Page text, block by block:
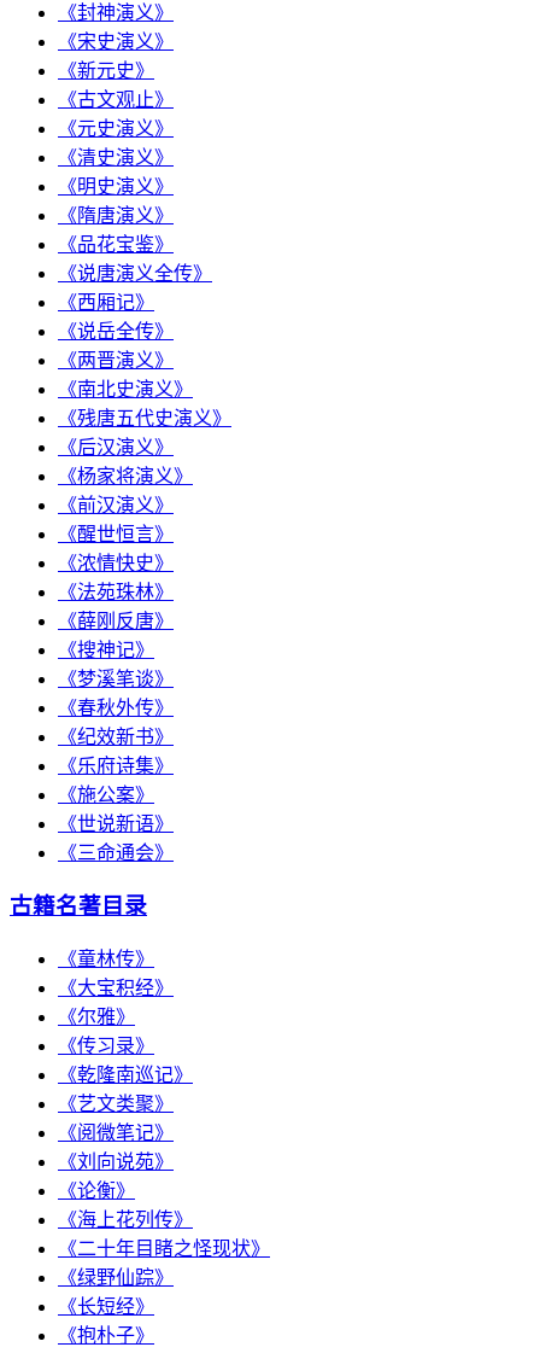
《封神演义》
《宋史演义》
《新元史》
《古文观止》
《元史演义》
《清史演义》
《明史演义》
《隋唐演义》
《品花宝鉴》
《说唐演义全传》
《西厢记》
《说岳全传》
《两晋演义》
《南北史演义》
《残唐五代史演义》
《后汉演义》
《杨家将演义》
《前汉演义》
《醒世恒言》
《浓情快史》
《法苑珠林》
《薛刚反唐》
《搜神记》
《梦溪笔谈》
《春秋外传》
《纪效新书》
《乐府诗集》
《施公案》
《世说新语》
《三命通会》
古籍名著目录
《童林传》
《大宝积经》
《尔雅》
《传习录》
《乾隆南巡记》
《艺文类聚》
《阅微笔记》
《刘向说苑》
《论衡》
《海上花列传》
《二十年目睹之怪现状》
《绿野仙踪》
《长短经》
《抱朴子》